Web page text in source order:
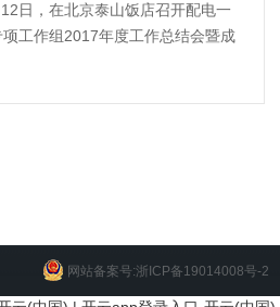
日，在北京泰山饭店召开配电一
项工作组2017年度工作总结会暨成
网站备案号:浙ICP备19014008号-2